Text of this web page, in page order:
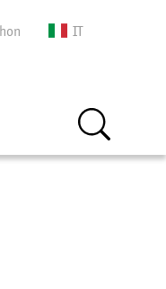
IT